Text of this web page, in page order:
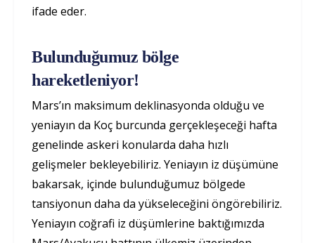
ifade eder.
Bulunduğumuz bölge
hareketleniyor!
Mars’ın maksimum deklinasyonda olduğu ve
yeniayın da Koç burcunda gerçekleşeceği hafta
genelinde askeri konularda daha hızlı
gelişmeler bekleyebiliriz. Yeniayın iz düşümüne
bakarsak, içinde bulunduğumuz bölgede
tansiyonun daha da yükseleceğini öngörebiliriz.
Yeniayın coğrafi iz düşümlerine baktığımızda